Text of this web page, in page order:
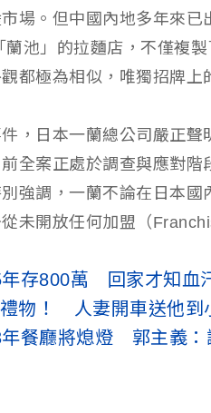
場。但中國內地多年來已
池」的拉麵店，不僅複
都極為相似，唯獨招牌
，日本一蘭總公司嚴正聲
全案正處於調查與應對階
強調，一蘭不論在日本
未開放任何加盟（
存800萬 回家才知血
物！ 人妻開車送他到
餐廳將熄燈 郭主義：